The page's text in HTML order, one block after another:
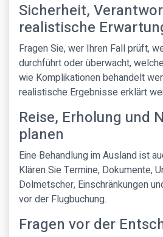
Sicherheit,
realistische
Fragen Sie, wer Ihren Fall prüft,
durchführt oder überwacht,
wie Komplikationen behandelt
realistische Ergebnisse erklärt
Reise, Erholung und
planen
Eine Behandlung im Ausland ist
Klären Sie Termine, Dokumente,
Dolmetscher, Einschränkungen
vor der Flugbuchung.
Fragen vor der